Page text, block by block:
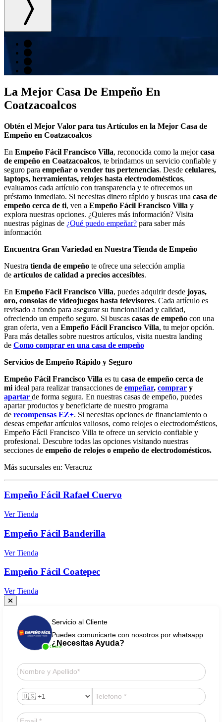
La Mejor Casa De Empeño En
Coatzacoalcos
Obtén el Mejor Valor para tus Artículos en la Mejor Casa de
Empeño en Coatzacoalcos
En Empeño Fácil Francisco Villa, reconocida como la mejorcasa
de empeño en Coatzacoalcos, te brindamos un servicio confiable y
seguro para empeñar o vender tus pertenencias. Desde celulares,
laptops, herramientas, relojes hasta electrodomésticos,
evaluamos cada artículo con transparencia y te ofrecemos un
préstamo inmediato. Si necesitas dinero rápido y buscas una casa de
empeño cerca de ti, ven a Empeño Fácil Francisco Villa y
explora nuestras opciones. ¿Quieres más información? Visita
nuestras páginas de ¿Qué puedo empeñar? para saber más
información
Encuentra Gran Variedad en Nuestra Tienda de Empeño
Nuestra tienda de empeño te ofrece una selección amplia
de artículos de calidad a precios accesibles.
En Empeño Fácil Francisco Villa, puedes adquirir desde joyas,
oro, consolas de videojuegos hasta televisores. Cada artículo es
revisado a fondo para asegurar su funcionalidad y calidad,
ofreciendo un empeño seguro. Si buscas casas de empeño con una
gran oferta, ven a Empeño Fácil Francisco Villa, tu mejor opción.
Para más detalles sobre nuestros artículos, visita nuestra landing
de Como comprar en una casa de empeño
Servicios de Empeño Rápido y Seguro
Empeño Fácil Francisco Villa es tu casa de empeño cerca de
mi ideal para realizar transacciones de empeñar, comprar y
apartar de forma segura. En nuestras casas de empeño, puedes
apartar productos y beneficiarte de nuestro programa
de recompensas EZ+. Si necesitas opciones de financiamiento o
deseas empeñar artículos valiosos, como relojes o electrodomésticos,
Empeño Fácil Francisco Villa te ofrece un servicio confiable y
profesional. Descubre todas las opciones visitando nuestras
secciones de empeño de relojes o empeño de electrodomésticos.
Más sucursales en: Veracruz
Empeño Fácil Rafael Cuervo
Ver Tienda
Empeño Fácil Banderilla
Ver Tienda
Empeño Fácil Coatepec
Ver Tienda
Online
Servicio al Cliente
Puedes comunicarte con nosotros por whatsapp
¿Necesitas Ayuda?